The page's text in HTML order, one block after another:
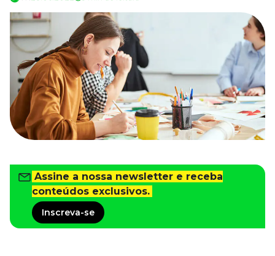
Pessoas e Cultura
Aprimore a cultura organizacional
Educação Financeira
Saiba como gerenciar o seu dinheiro
Para o Trabalhador
Tudo para facilitar a rotina
Imprensa
VR na Imprensa
Cursos
Todos os Cursos
Explore o nosso acervo
Assine a nossa newsletter e receba
conteúdos exclusivos.
Inscreva-se